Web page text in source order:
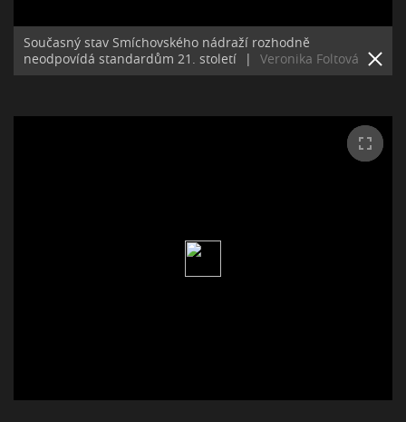
Současný stav Smíchovského nádraží rozhodně
neodpovídá standardům 21. století
| Veronika Foltová